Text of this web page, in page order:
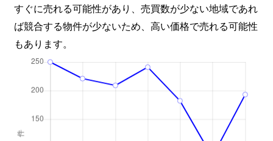
すぐに売れる可能性があり、売買数が少ない地域であれ
ば競合する物件が少ないため、高い価格で売れる可能性
もあります。